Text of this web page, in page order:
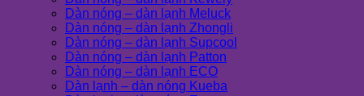
Dàn nóng – dàn lạnh Meluck
Dàn nóng – dàn lạnh Zhongli
Dàn nóng – dàn lạnh Supcool
Dàn nóng – dàn lạnh Patton
Dàn nóng – dàn lạnh ECO
Dàn lạnh – dàn nóng Kueba